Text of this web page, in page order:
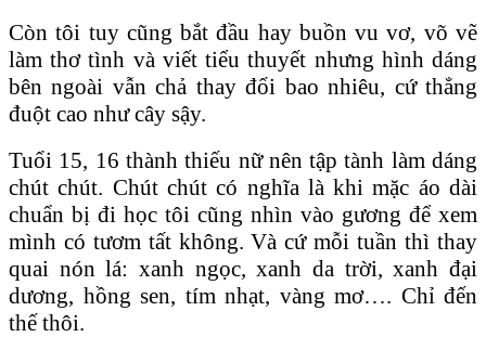
Còn tôi tuy cũng bắt đầu hay buồn vu vơ, võ vẽ
làm thơ tình và viết tiểu thuyết nhưng hình dáng
bên ngoài vẫn chả thay đổi bao nhiêu, cứ thẳng
đuột cao như cây sậy.
Tuổi 15, 16 thành thiếu nữ nên tập tành làm dáng
chút chút. Chút chút có nghĩa là khi mặc áo dài
chuẩn bị đi học tôi cũng nhìn vào gương để xem
mình có tươm tất không. Và cứ mỗi tuần thì thay
quai nón lá: xanh ngọc, xanh da trời, xanh đại
dương, hồng sen, tím nhạt, vàng mơ…. Chỉ đến
thế thôi.